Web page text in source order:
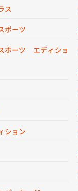
ス
ポーツ
ポーツ エディショ
ション